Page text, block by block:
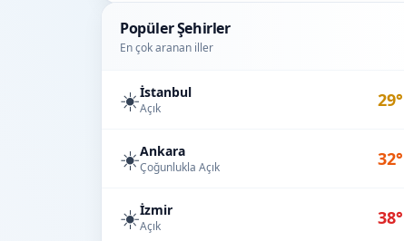
Popüler Şehirler
En çok aranan iller
☀️İstanbul
Açık 29°
☀️Ankara
Çoğunlukla Açık 32°
☀️İzmir
Açık 38°